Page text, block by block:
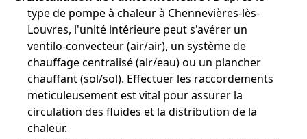
type de pompe à chaleur à Chennevières-lès-
Louvres, l'unité intérieure peut s'avérer un
ventilo-convecteur (air/air), un système de
chauffage centralisé (air/eau) ou un plancher
chauffant (sol/sol). Effectuer les raccordements
meticuleusement est vital pour assurer la
circulation des fluides et la distribution de la
chaleur.